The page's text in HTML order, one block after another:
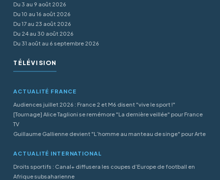
Du 3 au 9 août 2026
Du 10 au 16 août 2026
Du 17 au 23 août 2026
Du 24 au 30 août 2026
Du 31 août au 6 septembre 2026
TÉLÉVISION
ACTUALITÉ FRANCE
Audiences juillet 2026 : France 2 et M6 disent "vive le sport !"
[Tournage] Alice Taglioni se remémore "La dernière veillée" pour France
TV
Guillaume Gallienne devient "L’homme au manteau de singe" pour Arte
ACTUALITÉ INTERNATIONAL
Droits sportifs : Canal+ diffusera les coupes d’Europe de football en
Afrique subsaharienne